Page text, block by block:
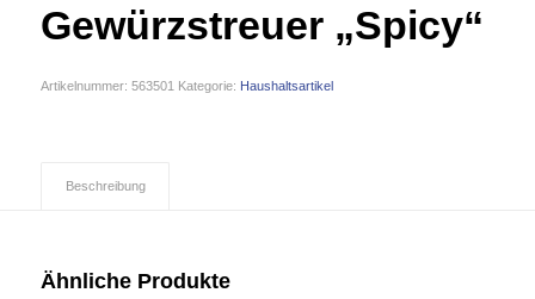
Gewürzstreuer „Spicy“
Artikelnummer: 563501 Kategorie: Haushaltsartikel
Beschreibung
Ähnliche Produkte